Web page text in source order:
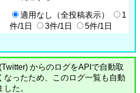
適用なし（全投稿表示）
1
件/1日
3件/1日 5件/1日
からのログをAPIで自動取
なったため、このログ一覧も自動
た。